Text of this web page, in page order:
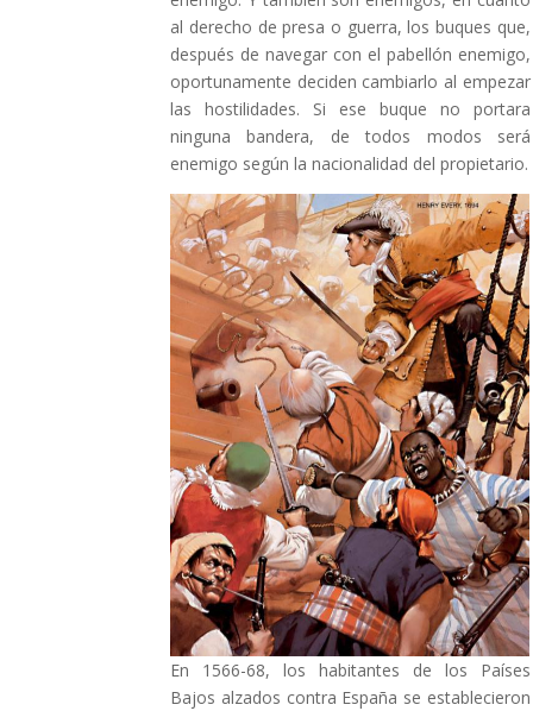
al derecho de presa o guerra, los buques que,
después de navegar con el pabellón enemigo,
oportunamente deciden cambiarlo al empezar
las hostilidades. Si ese buque no portara
ninguna bandera, de todos modos será
enemigo según la nacionalidad del propietario.
En 1566-68, los habitantes de los Países
Bajos alzados contra España se establecieron